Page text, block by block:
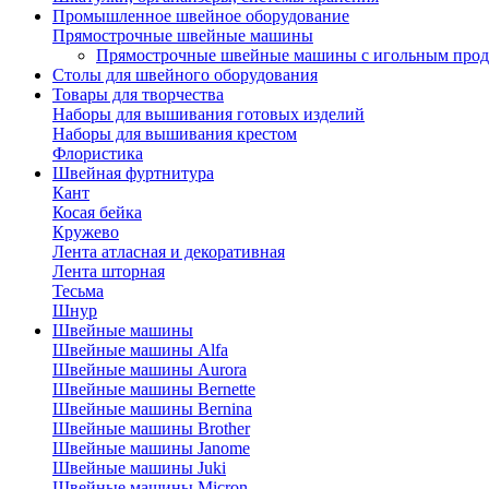
Промышленное швейное оборудование
Прямострочные швейные машины
Прямострочные швейные машины с игольным
Столы для швейного оборудования
Товары для творчества
Наборы для вышивания готовых изделий
Наборы для вышивания крестом
Флористика
Швейная фуртнитура
Кант
Косая бейка
Кружево
Лента aтласная и декоративная
Лента шторная
Тесьма
Шнур
Швейные машины
Швейные машины Alfa
Швейные машины Aurora
Швейные машины Bernette
Швейные машины Bernina
Швейные машины Brother
Швейные машины Janome
Швейные машины Juki